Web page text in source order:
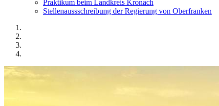
Praktikum beim Landkreis Kronach
Stellenaussschreibung der Regierung von Oberfranken